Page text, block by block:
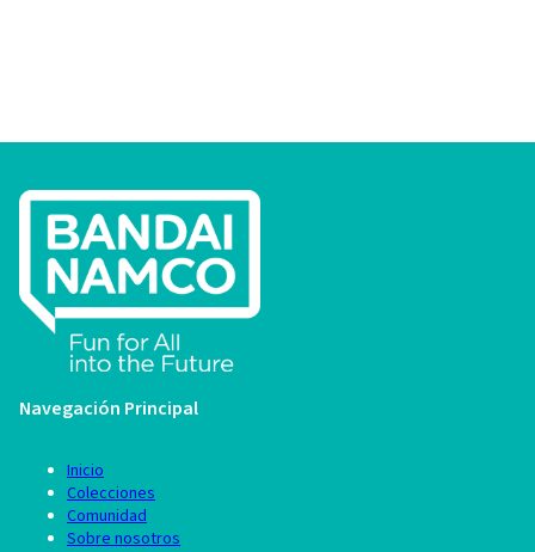
Navegación Principal
Inicio
Colecciones
Comunidad
Sobre nosotros